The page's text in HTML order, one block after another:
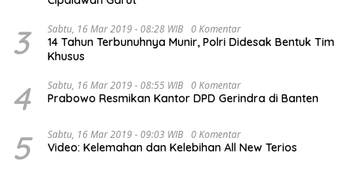
3 Sabtu, 16 Mar 2019 - 08:28 WIB 0 Komentar
14 Tahun Terbunuhnya Munir, Polri Didesak Bentuk Tim
Khusus
4 Sabtu, 16 Mar 2019 - 08:55 WIB 0 Komentar
Prabowo Resmikan Kantor DPD Gerindra di Banten
5 Sabtu, 16 Mar 2019 - 09:03 WIB 0 Komentar
Video: Kelemahan dan Kelebihan All New Terios